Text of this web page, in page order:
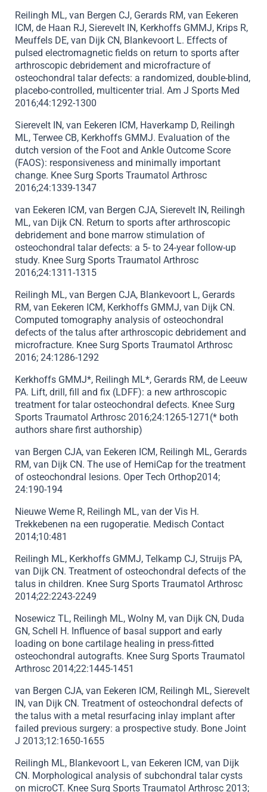
Reilingh ML, van Bergen CJ, Gerards RM, van Eekeren
ICM, de Haan RJ, Sierevelt IN, Kerkhoffs GMMJ, Krips R,
Meuffels DE, van Dijk CN, Blankevoort L. Effects of
pulsed electromagnetic fields on return to sports after
arthroscopic debridement and microfracture of
osteochondral talar defects: a randomized, double-blind,
placebo-controlled, multicenter trial. Am J Sports Med
2016;44:1292-1300
Sierevelt IN, van Eekeren ICM, Haverkamp D, Reilingh
ML, Terwee CB, Kerkhoffs GMMJ. Evaluation of the
dutch version of the Foot and Ankle Outcome Score
(FAOS): responsiveness and minimally important
change. Knee Surg Sports Traumatol Arthrosc
2016;24:1339-1347
van Eekeren ICM, van Bergen CJA, Sierevelt IN, Reilingh
ML, van Dijk CN. Return to sports after arthroscopic
debridement and bone marrow stimulation of
osteochondral talar defects: a 5- to 24-year follow-up
study. Knee Surg Sports Traumatol Arthrosc
2016;24:1311-1315
Reilingh ML, van Bergen CJA, Blankevoort L, Gerards
RM, van Eekeren ICM, Kerkhoffs GMMJ, van Dijk CN.
Computed tomography analysis of osteochondral
defects of the talus after arthroscopic debridement and
microfracture. Knee Surg Sports Traumatol Arthrosc
2016; 24:1286-1292
Kerkhoffs GMMJ*, Reilingh ML*, Gerards RM, de Leeuw
PA. Lift, drill, fill and fix (LDFF): a new arthroscopic
treatment for talar osteochondral defects. Knee Surg
Sports Traumatol Arthrosc 2016;24:1265-1271(* both
authors share first authorship)
van Bergen CJA, van Eekeren ICM, Reilingh ML, Gerards
RM, van Dijk CN. The use of HemiCap for the treatment
of osteochondral lesions. Oper Tech Orthop2014;
24:190-194
Nieuwe Weme R, Reilingh ML, van der Vis H.
Trekkebenen na een rugoperatie. Medisch Contact
2014;10:481
Reilingh ML, Kerkhoffs GMMJ, Telkamp CJ, Struijs PA,
van Dijk CN. Treatment of osteochondral defects of the
talus in children. Knee Surg Sports Traumatol Arthrosc
2014;22:2243-2249
Nosewicz TL, Reilingh ML, Wolny M, van Dijk CN, Duda
GN, Schell H. Influence of basal support and early
loading on bone cartilage healing in press-fitted
osteochondral autografts. Knee Surg Sports Traumatol
Arthrosc 2014;22:1445-1451
van Bergen CJA, van Eekeren ICM, Reilingh ML, Sierevelt
IN, van Dijk CN. Treatment of osteochondral defects of
the talus with a metal resurfacing inlay implant after
failed previous surgery: a prospective study. Bone Joint
J 2013;12:1650-1655
Reilingh ML, Blankevoort L, van Eekeren ICM, van Dijk
CN. Morphological analysis of subchondral talar cysts
on microCT. Knee Surg Sports Traumatol Arthrosc 2013;